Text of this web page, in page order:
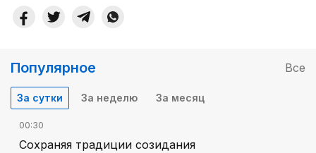
Популярное Все
За сутки За неделю За месяц
00:30
Сохраняя традиции созидания